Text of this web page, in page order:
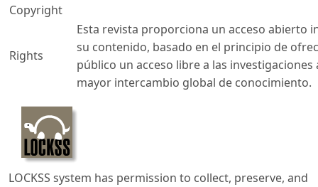
Copyright
Rights
Esta revista proporciona un acceso abierto
su contenido, basado en el principio de
público un acceso libre a las investigaciones
mayor intercambio global de conocimiento.
LOCKSS system has permission to collect, preserve, and